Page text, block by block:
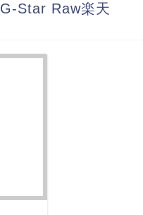
G-Star Raw楽天